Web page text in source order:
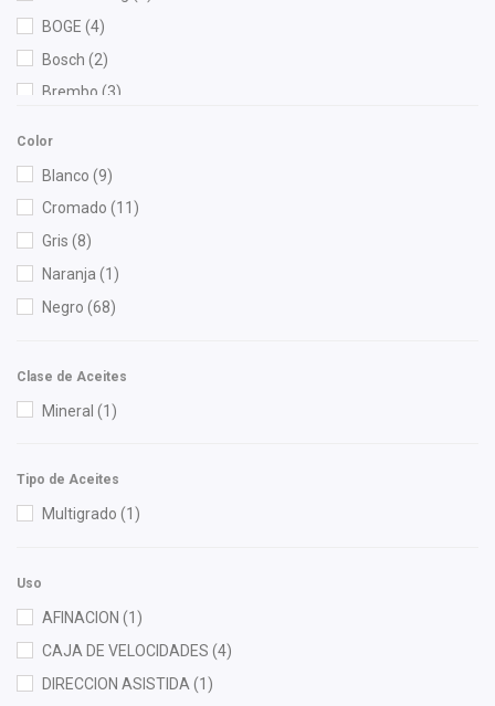
BOGE (4)
Bosch (2)
Brembo (3)
Diforza (18)
Forcetec(3)
FP(1)
General Motors (Original)
Gonher(2)
HO(1)
Color
Blanco (9)
Cromado (11)
Gris (8)
Naranja (1)
Negro (68)
Clase de Aceites
Mineral (1)
Tipo de Aceites
Multigrado (1)
Uso
AFINACION (1)
CAJA DE VELOCIDADES (4)
DIRECCION ASISTIDA (1)